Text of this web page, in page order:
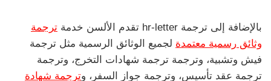
بالإضافة إلى ترجمة hr-letter تقدم الألسن خدمة
ترجمة
وثائق رسمية معتمدة لجميع الوثائق الرسمية مثل ترجمة
فيش وتشبية، وترجمة ترجمة شهادات التخرج، وترجمة
ترجمة عقد تأسيس، وترجمة جواز السفر، وترجمة شهادة